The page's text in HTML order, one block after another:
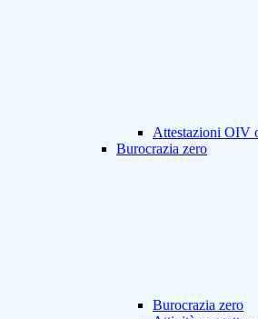
Attestazioni OIV
Burocrazia zero
Burocrazia zero